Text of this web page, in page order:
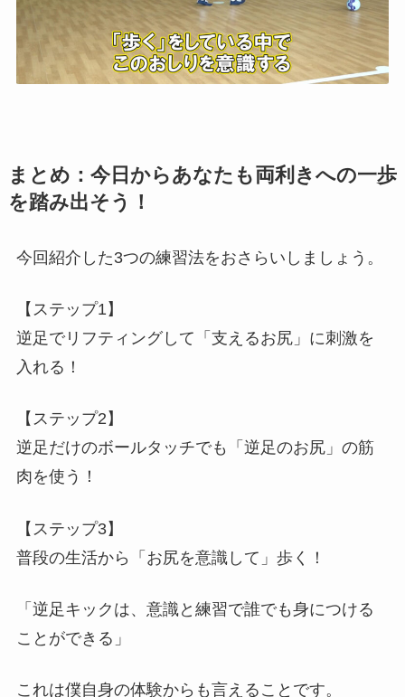
まとめ：今日からあなたも両利きへの一歩
を踏み出そう！
今回紹介した3つの練習法をおさらいしましょう。
【ステップ1】
逆足でリフティングして「支えるお尻」に刺激を
入れる！
【ステップ2】
逆足だけのボールタッチでも「逆足のお尻」の筋
肉を使う！
【ステップ3】
普段の生活から「お尻を意識して」歩く！
「逆足キックは、意識と練習で誰でも身につける
ことができる」
これは僕自身の体験からも言えることです。